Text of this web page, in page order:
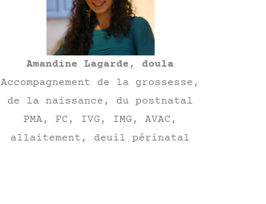
Amandine Lagarde, doula
Accompagnement de la grossesse,
de la naissance, du postnatal
PMA, FC, IVG, IMG, AVAC,
allaitement, deuil périnatal